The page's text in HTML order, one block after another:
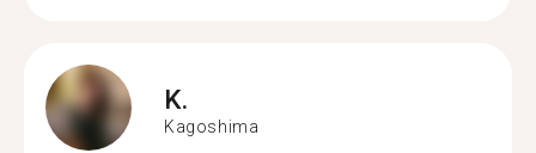
K.
Kagoshima